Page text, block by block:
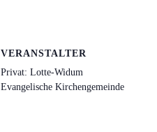
VERANSTALTER
Privat: Lotte-Widum
Evangelische Kirchengemeinde